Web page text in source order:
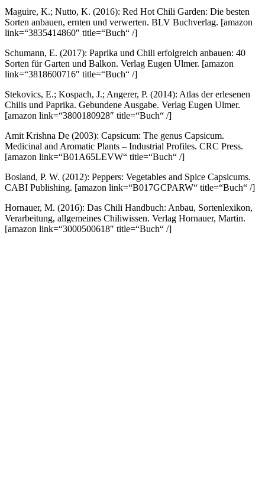
Maguire, K.; Nutto, K. (2016): Red Hot Chili Garden: Die besten
Sorten anbauen, ernten und verwerten. BLV Buchverlag. [amazon
link=“3835414860″ title=“Buch“ /]
Schumann, E. (2017): Paprika und Chili erfolgreich anbauen: 40
Sorten für Garten und Balkon. Verlag Eugen Ulmer. [amazon
link=“3818600716″ title=“Buch“ /]
Stekovics, E.; Kospach, J.; Angerer, P. (2014): Atlas der erlesenen
Chilis und Paprika. Gebundene Ausgabe. Verlag Eugen Ulmer.
[amazon link=“3800180928″ title=“Buch“ /]
Amit Krishna De (2003): Capsicum: The genus Capsicum.
Medicinal and Aromatic Plants – Industrial Profiles. CRC Press.
[amazon link=“B01A65LEVW“ title=“Buch“ /]
Bosland, P. W. (2012): Peppers: Vegetables and Spice Capsicums.
CABI Publishing. [amazon link=“B017GCPARW“ title=“Buch“ /]
Hornauer, M. (2016): Das Chili Handbuch: Anbau, Sortenlexikon,
Verarbeitung, allgemeines Chiliwissen. Verlag Hornauer, Martin.
[amazon link=“3000500618″ title=“Buch“ /]